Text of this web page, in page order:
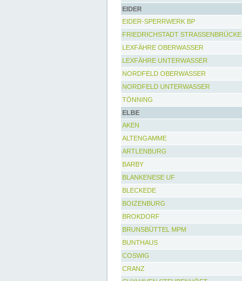
EIDER
EIDER-SPERRWERK BP
FRIEDRICHSTADT STRASSENBRÜCKE
LEXFÄHRE OBERWASSER
LEXFÄHRE UNTERWASSER
NORDFELD OBERWASSER
NORDFELD UNTERWASSER
TÖNNING
ELBE
AKEN
ALTENGAMME
ARTLENBURG
BARBY
BLANKENESE UF
BLECKEDE
BOIZENBURG
BROKDORF
BRUNSBÜTTEL MPM
BUNTHAUS
COSWIG
CRANZ